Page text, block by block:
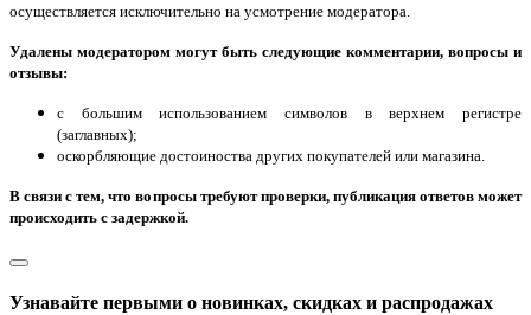
осуществляется исключительно на усмотрение модератора.
Удалены модератором могут быть следующие комментарии, вопросы и
отзывы:
с большим использованием символов в верхнем регистре
(заглавных);
оскорбляющие достоиноства других покупателей или магазина.
В связи с тем, что вопросы требуют проверки, публикация ответов может
происходить с задержкой.
Узнавайте первыми о новинках, скидках и распродажах